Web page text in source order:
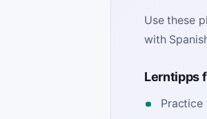
Use these
with
Lerntipps
Practice